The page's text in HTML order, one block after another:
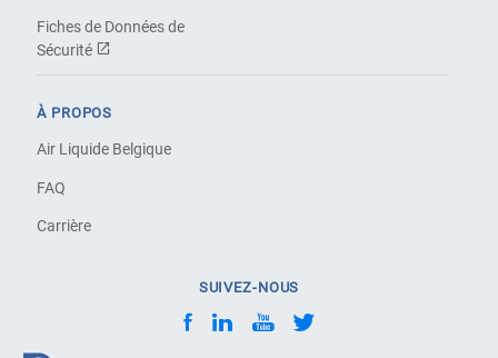
Fiches de Données de
Sécurité
À PROPOS
Air Liquide Belgique
FAQ
Carrière
SUIVEZ-NOUS